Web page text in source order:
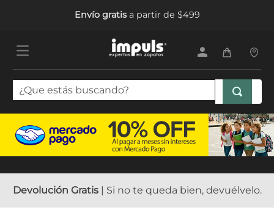
Envío gratisa partir de $499
¿Que estás buscando?
Devolución Gratis| Si no te queda bien, devuélvelo.
TÉRMINOS MÁS BUSCADOS
1.
sandalias mujer
tenis hombre